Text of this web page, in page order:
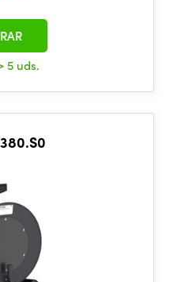
5 uds.